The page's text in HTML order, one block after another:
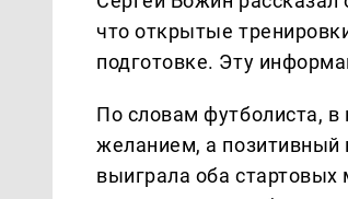
что открытые
подготовке. Эту
По словам футболиста,
желанием, а позитивный
выиграла оба